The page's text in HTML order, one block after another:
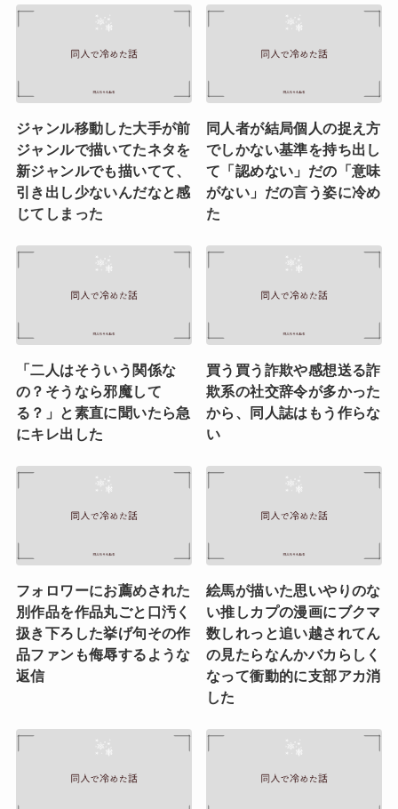
ジャンル移動した大手が前
ジャンルで描いてたネタを
新ジャンルでも描いてて、
引き出し少ないんだなと感
じてしまった
同人者が結局個人の捉え方
でしかない基準を持ち出し
て「認めない」だの「意味
がない」だの言う姿に冷め
た
「二人はそういう関係な
の？そうなら邪魔して
る？」と素直に聞いたら急
にキレ出した
買う買う詐欺や感想送る詐
欺系の社交辞令が多かった
から、同人誌はもう作らな
い
フォロワーにお薦めされた
別作品を作品丸ごと口汚く
扱き下ろした挙げ句その作
品ファンも侮辱するような
返信
絵馬が描いた思いやりのな
い推しカプの漫画にブクマ
数しれっと追い越されてん
の見たらなんかバカらしく
なって衝動的に支部アカ消
した